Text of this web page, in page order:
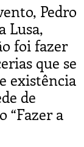
Pedro
Lusa,
foi fazer
que se
existência
de
“Fazer a